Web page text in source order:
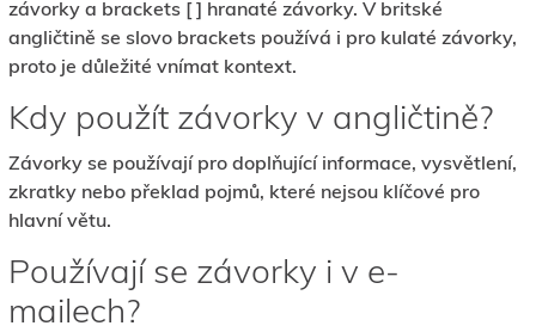
závorky a brackets [ ] hranaté závorky. V britské
angličtině se slovo brackets používá i pro kulaté závorky,
proto je důležité vnímat kontext.
Kdy použít závorky v angličtině?
Závorky se používají pro doplňující informace, vysvětlení,
zkratky nebo překlad pojmů, které nejsou klíčové pro
hlavní větu.
Používají se závorky i v e-
mailech?